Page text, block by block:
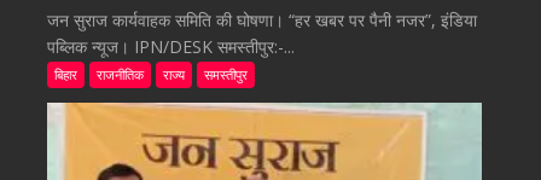
जन सुराज कार्यवाहक समिति की घोषणा। “हर खबर पर पैनी नजर”, इंडिया
पब्लिक न्यूज। IPN/DESK समस्तीपुर:-...
बिहार राजनीतिक राज्य समस्तीपुर